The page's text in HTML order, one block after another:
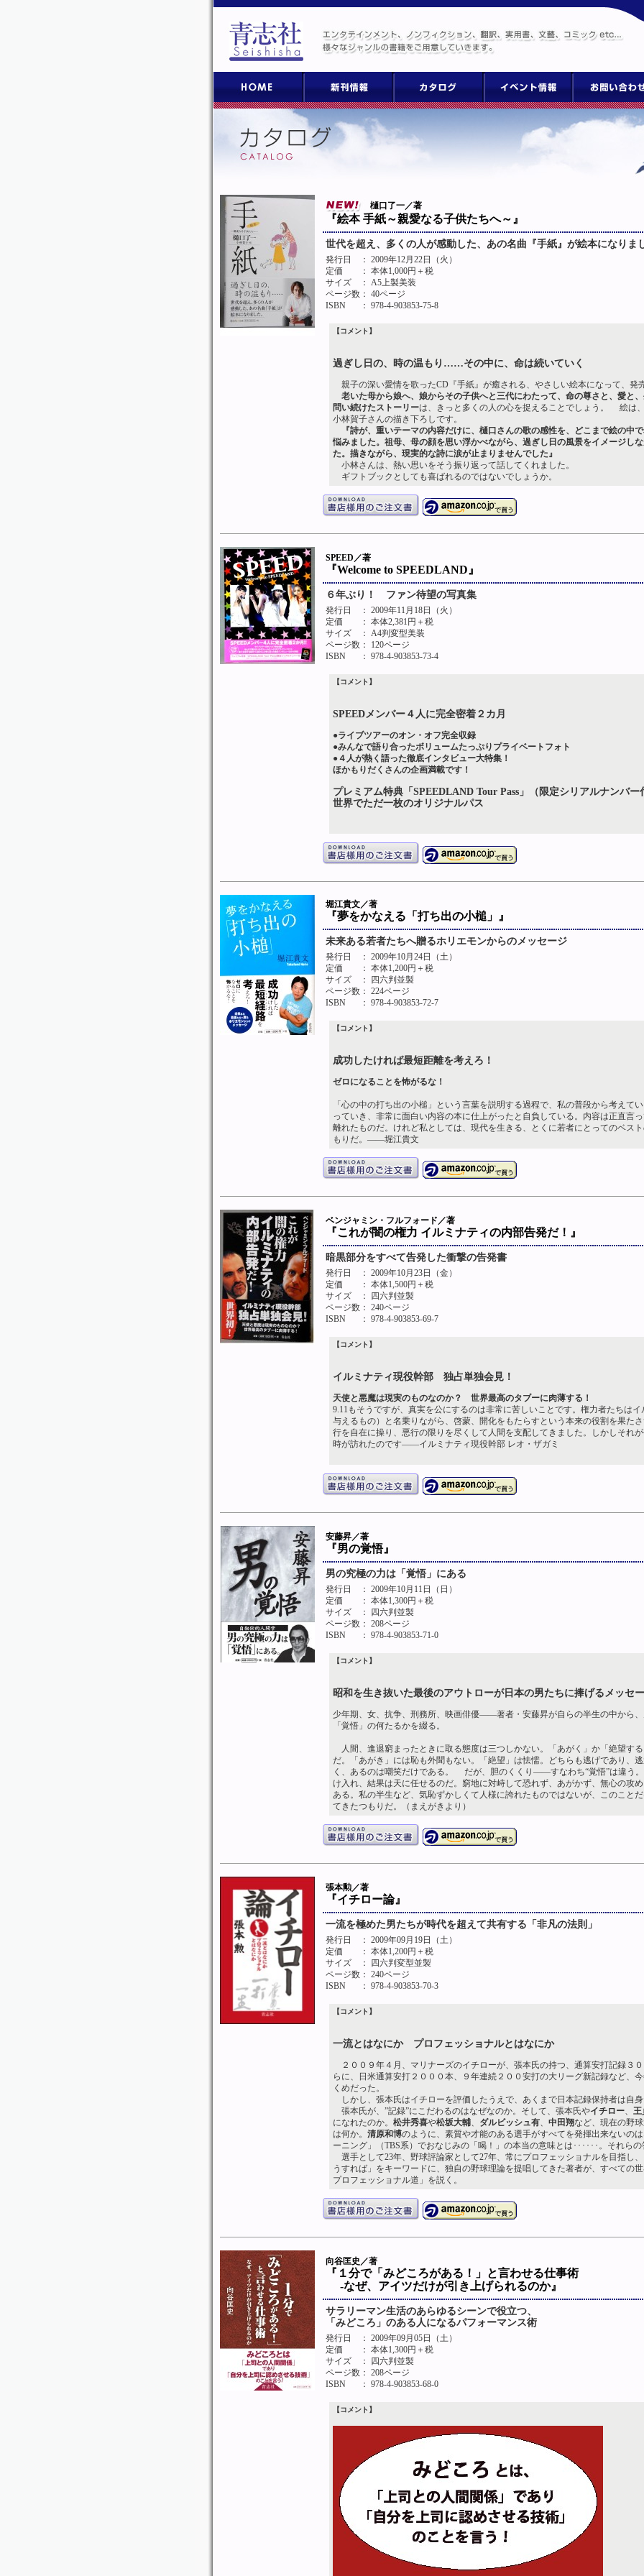
樋口了一／著
『絵本 手紙～親愛なる子供たちへ～』
世代を超え、多くの人が感動した、あの名曲『手紙』が絵本になりま
発行日
： 2009年12月22日（火）
定価
： 本体1,000円＋税
サイズ
： A5上製美装
ページ数： 40ページ
ISBN
： 978-4-903853-75-8
【コメント】
過ぎし日の、時の温もり……その中に、命は続いていく
親子の深い愛情を歌ったCD『手紙』が癒される、やさしい絵本になって、発
老いた母から娘へ、娘からその子供へと三代にわたって、命の尊さと、愛と
問い続けたストーリーは、きっと多くの人の心を捉えることでしょう。 絵は
小林賀子さんの描き下ろしです。
『詩が、重いテーマの内容だけに、樋口さんの歌の感性を、どこまで絵の中
悩みました。祖母、母の顔を思い浮かべながら、過ぎし日の風景をイメージし
た。描きながら、現実的な詩に涙が止まりませんでした』
小林さんは、熱い思いをそう振り返って話してくれました。
ギフトブックとしても喜ばれるのではないでしょうか。
SPEED／著
『Welcome to SPEEDLAND』
６年ぶり！ ファン待望の写真集
発行日
： 2009年11月18日（火）
定価
： 本体2,381円＋税
サイズ
： A4判変型美装
ページ数： 120ページ
ISBN
： 978-4-903853-73-4
【コメント】
SPEEDメンバー４人に完全密着２カ月
●ライブツアーのオン・オフ完全収録
●みんなで語り合ったボリュームたっぷりプライベートフォト
●４人が熱く語った徹底インタビュー大特集！
ほかもりだくさんの企画満載です！
プレミアム特典「SPEEDLAND Tour Pass」（限定シリアルナンバー
世界でただ一枚のオリジナルパス
堀江貴文／著
『夢をかなえる「打ち出の小槌」』
未来ある若者たちへ贈るホリエモンからのメッセージ
発行日
： 2009年10月24日（土）
定価
： 本体1,200円＋税
サイズ
： 四六判並製
ページ数： 224ページ
ISBN
： 978-4-903853-72-7
【コメント】
成功したければ最短距離を考えろ！
ゼロになることを怖がるな！
「心の中の打ち出の小槌」という言葉を説明する過程で、私の普段から考えて
っていき、非常に面白い内容の本に仕上がったと自負している。内容は正直言
離れたものだ。けれど私としては、現代を生きる、とくに若者にとってのベス
もりだ。――堀江貴文
ベンジャミン・フルフォード／著
『これが闇の権力 イルミナティの内部告発だ！』
暗黒部分をすべて告発した衝撃の告発書
発行日
： 2009年10月23日（金）
定価
： 本体1,500円＋税
サイズ
： 四六判並製
ページ数： 240ページ
ISBN
： 978-4-903853-69-7
【コメント】
イルミナティ現役幹部 独占単独会見！
天使と悪魔は現実のものなのか？ 世界最高のタブーに肉薄する！
9.11もそうですが、真実を公にするのは非常に苦しいことです。権力者たちは
与えるもの）と名乗りながら、啓蒙、開化をもたらすという本来の役割を果た
行を自在に操り、悪行の限りを尽くして人間を支配してきました。しかしそれ
時が訪れたのです――イルミナティ現役幹部 レオ・ザガミ
安藤昇／著
『男の覚悟』
男の究極の力は「覚悟」にある
発行日
： 2009年10月11日（日）
定価
： 本体1,300円＋税
サイズ
： 四六判並製
ページ数： 208ページ
ISBN
： 978-4-903853-71-0
【コメント】
昭和を生き抜いた最後のアウトローが日本の男たちに捧げるメッセ
少年期、女、抗争、刑務所、映画俳優――著者・安藤昇が自らの半生の中から
「覚悟」の何たるかを綴る。
人間、進退窮まったときに取る態度は三つしかない。「あがく」か「絶望す
だ。「あがき」には恥も外聞もない。「絶望」は怯懦。どちらも逃げであり、
く、あるのは嘲笑だけである。 だが、胆のくくり――すなわち“覚悟”は違う
け入れ、結果は天に任せるのだ。窮地に対峙して恐れず、あがかず、無心の攻
ある。私の半生など、気恥ずかしくて人様に誇れたものではないが、このこと
てきたつもりだ。（まえがきより）
張本勲／著
『イチロー論』
一流を極めた男たちが時代を超えて共有する「非凡の法則」
発行日
： 2009年09月19日（土）
定価
： 本体1,200円＋税
サイズ
： 四六判変型並製
ページ数： 240ページ
ISBN
： 978-4-903853-70-3
【コメント】
一流とはなにか プロフェッショナルとはなにか
２００９年４月、マリナーズのイチローが、張本氏の持つ、通算安打記録３
らに、日米通算安打２０００本、９年連続２００安打の大リーグ新記録など、
くめだった。
しかし、張本氏はイチローを評価したうえで、あくまで日本記録保持者は自
張本氏が、”記録”にこだわるのはなぜなのか。そして、張本氏やイチロー、 王
になれたのか。 松井秀喜や松坂大輔、 ダルビッシュ有、 中田翔など、現在の野
は何か。 清原和博のように、素質や才能のある選手がすべてを発揮出来ないの
ーニング」（TBS系）でおなじみの「喝！」の本当の意味とは･･････。それら
選手として23年、野球評論家として27年、常にプロフェッショナルを目指し
うすれば」をキーワードに、独自の野球理論を提唱してきた著者が、すべての
プロフェッショナル道」を説く。
向谷匡史／著
『１分で「みどころがある！」と言わせる仕事術
-なぜ、アイツだけが引き上げられるのか』
サラリーマン生活のあらゆるシーンで役立つ、
「みどころ」のある人になるパフォーマンス術
発行日
： 2009年09月05日（土）
定価
： 本体1,300円＋税
サイズ
： 四六判並製
ページ数： 208ページ
ISBN
： 978-4-903853-68-0
【コメント】